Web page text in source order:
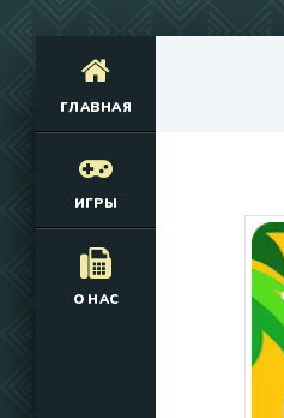
ГЛАВНАЯ
ИГРЫ
О НАС